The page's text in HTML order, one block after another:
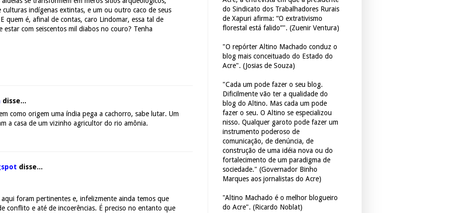
culturas indígenas extintas, e um ou outro caco de seus
quem é, afinal de contas, caro Lindomar, essa tal de
estar com seiscentos mil diabos no couro? Tenha
disse...
como origem uma índia pega a cachorro, sabe lutar. Um
a casa de um vizinho agricultor do rio amônia.
disse...
foram pertinentes e, infelizmente ainda temos que
conflito e até de incoerências. É preciso no entanto que
do Sindicato dos Trabalhadores Rurais
de Xapuri afirma: “O extrativismo
florestal está falido”". (Zuenir Ventura)
"O repórter Altino Machado conduz o
blog mais conceituado do Estado do
Acre". (Josias de Souza)
"Cada um pode fazer o seu blog.
Dificilmente vão ter a qualidade do
blog do Altino. Mas cada um pode
fazer o seu. O Altino se especializou
nisso. Qualquer garoto pode fazer um
instrumento poderoso de
comunicação, de denúncia, de
construção de uma idéia nova ou do
fortalecimento de um paradigma de
sociedade." (Governador Binho
Marques aos jornalistas do Acre)
"Altino Machado é o melhor blogueiro
do Acre". (Ricardo Noblat)